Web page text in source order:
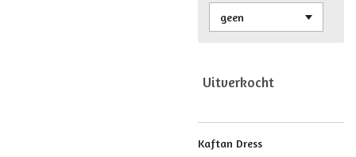
Uitverkocht
Kaftan Dress